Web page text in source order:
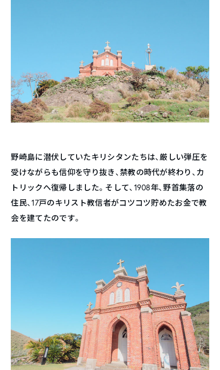
野崎島に潜伏していたキリシタンたちは、厳しい弾圧を
受けながらも信仰を守り抜き、禁教の時代が終わり、カ
トリックへ復帰しました。そして、1908年、野首集落の
住民、17戸のキリスト教信者がコツコツ貯めたお金で教
会を建てたのです。